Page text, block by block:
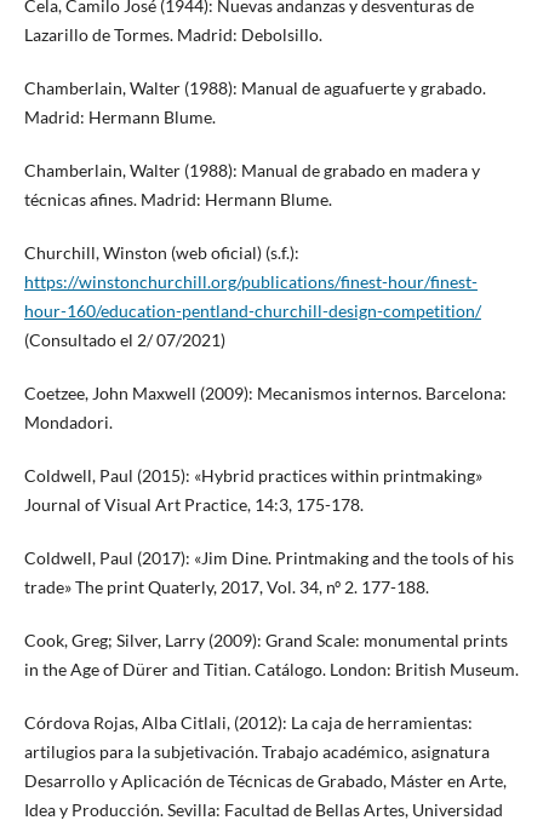
Cela, Camilo José (1944): Nuevas andanzas y desventuras de
Lazarillo de Tormes. Madrid: Debolsillo.
Chamberlain, Walter (1988): Manual de aguafuerte y grabado.
Madrid: Hermann Blume.
Chamberlain, Walter (1988): Manual de grabado en madera y
técnicas afines. Madrid: Hermann Blume.
Churchill, Winston (web oficial) (s.f.):
https://winstonchurchill.org/publications/finest-hour/finest-
hour-160/education-pentland-churchill-design-competition/
(Consultado el 2/ 07/2021)
Coetzee, John Maxwell (2009): Mecanismos internos. Barcelona:
Mondadori.
Coldwell, Paul (2015): «Hybrid practices within printmaking»
Journal of Visual Art Practice, 14:3, 175-178.
Coldwell, Paul (2017): «Jim Dine. Printmaking and the tools of his
trade» The print Quaterly, 2017, Vol. 34, nº 2. 177-188.
Cook, Greg; Silver, Larry (2009): Grand Scale: monumental prints
in the Age of Dürer and Titian. Catálogo. London: British Museum.
Córdova Rojas, Alba Citlali, (2012): La caja de herramientas:
artilugios para la subjetivación. Trabajo académico, asignatura
Desarrollo y Aplicación de Técnicas de Grabado, Máster en Arte,
Idea y Producción. Sevilla: Facultad de Bellas Artes, Universidad